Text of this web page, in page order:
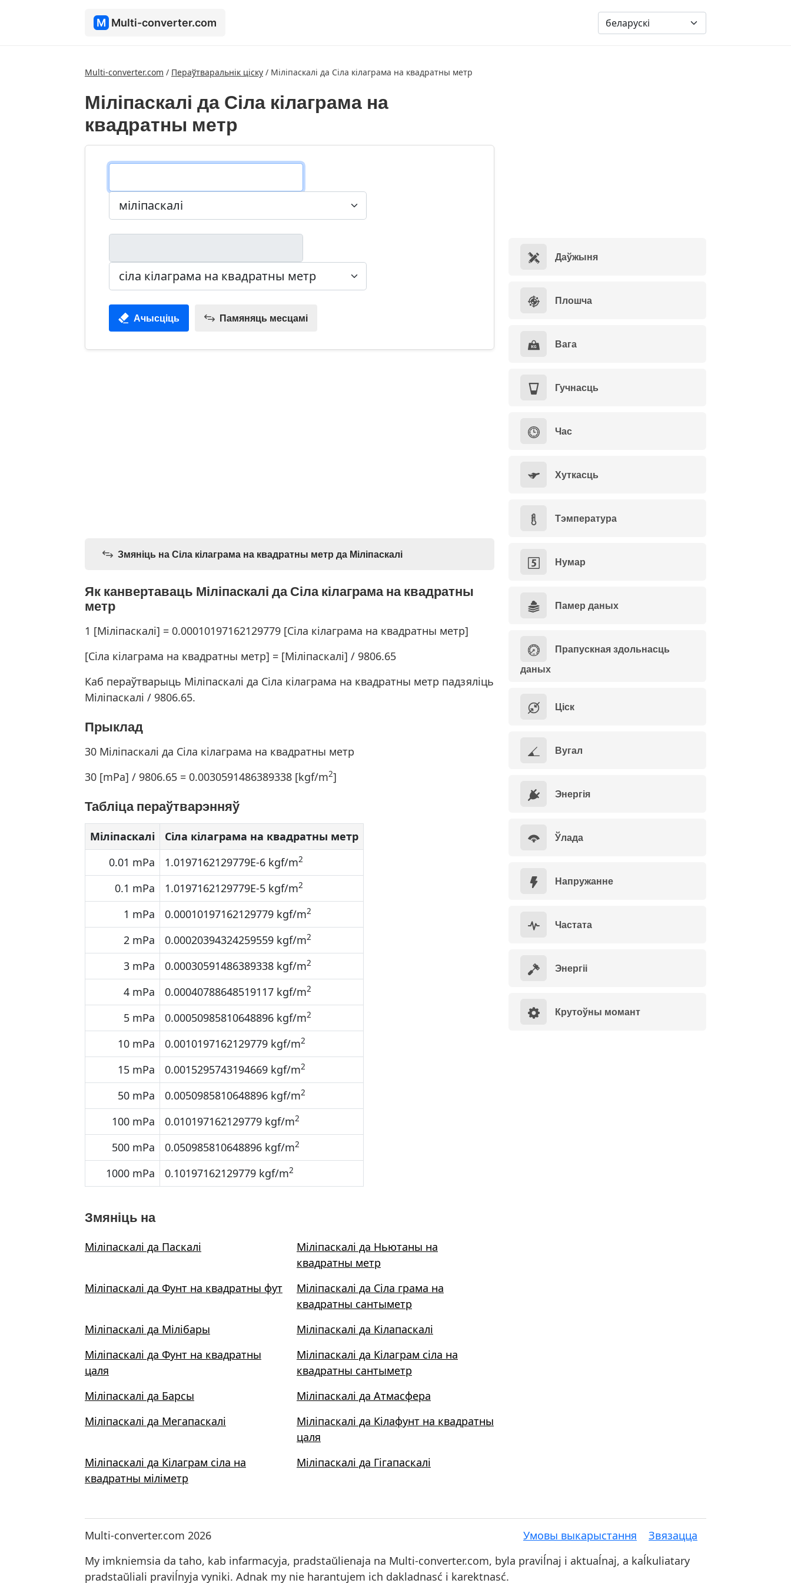
M Multi-converter.com
Multi-converter.com / Пераўтваральнік ціску / Міліпаскалі да Сіла кілаграма на квадратны метр
Міліпаскалі да Сіла кілаграма на
квадратны метр
Ачысціць Памяняць месцамі
Змяніць на Сіла кілаграма на квадратны метр да Міліпаскалі
Як канвертаваць Міліпаскалі да Сіла кілаграма на квадратны
метр
1 [Міліпаскалі] = 0.00010197162129779 [Сіла кілаграма на квадратны метр]
[Сіла кілаграма на квадратны метр] = [Міліпаскалі] / 9806.65
Каб пераўтварыць Міліпаскалі да Сіла кілаграма на квадратны метр падзяліць
Міліпаскалі / 9806.65.
Прыклад
30 Міліпаскалі да Сіла кілаграма на квадратны метр
30 [mPa] / 9806.65 = 0.0030591486389338 [kgf/m2]
Табліца пераўтварэнняў
Міліпаскалі
Сіла кілаграма на квадратны метр
0.01 mPa
1.0197162129779E-6 kgf/m2
0.1 mPa 1.0197162129779E-5 kgf/m2
1 mPa 0.00010197162129779 kgf/m2
2 mPa 0.00020394324259559 kgf/m2
3 mPa 0.00030591486389338 kgf/m2
4 mPa 0.00040788648519117 kgf/m2
5 mPa 0.00050985810648896 kgf/m2
10 mPa 0.0010197162129779 kgf/m2
15 mPa 0.0015295743194669 kgf/m2
50 mPa 0.0050985810648896 kgf/m2
100 mPa 0.010197162129779 kgf/m2
500 mPa 0.050985810648896 kgf/m2
1000 mPa 0.10197162129779 kgf/m2
Змяніць на
Міліпаскалі да Паскалі
Міліпаскалі да Ньютаны на
квадратны метр
Міліпаскалі да Фунт на квадратны фут
Міліпаскалі да Сіла грама на
квадратны сантыметр
Міліпаскалі да Мілібары
Міліпаскалі да Кілапаскалі
Міліпаскалі да Фунт на квадратны
цаля
Міліпаскалі да Кілаграм сіла на
квадратны сантыметр
Міліпаскалі да Барсы
Міліпаскалі да Атмасфера
Міліпаскалі да Мегапаскалі
Міліпаскалі да Кілафунт на квадратны
цаля
Міліпаскалі да Кілаграм сіла на
квадратны міліметр
Міліпаскалі да Гігапаскалі
Даўжыня
Плошча
Вага
Гучнасць
Час
Хуткасць
Тэмпература
Нумар
Памер даных
Прапускная здольнасць
даных
Ціск
Вугал
Энергія
Ўлада
Напружанне
Частата
Энергіі
Крутоўны момант
Multi-converter.com 2026 Умовы выкарыстання
Звязацца
My imkniemsia da taho, kab infarmacyja, pradstaŭlienaja na Multi-converter.com, byla praviĺnaj i aktuaĺnaj, a kaĺkuliatary
pradstaŭliali praviĺnyja vyniki. Adnak my nie harantujem ich dakladnasć i karektnasć.